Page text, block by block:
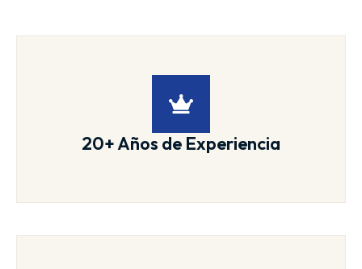
20+ Años de Experiencia